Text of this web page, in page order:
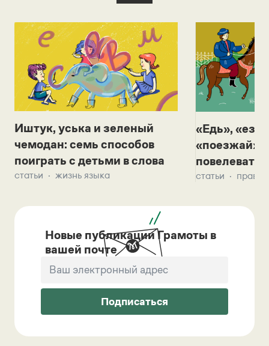
Иштук, уська и зеленый
чемодан: семь способов
поиграть с детьми в слова
статьи жизнь языка
«Едь»,
«поезжай»?
повелевать
статьи
Новые публикации Грамоты в
вашей почте
Подписаться